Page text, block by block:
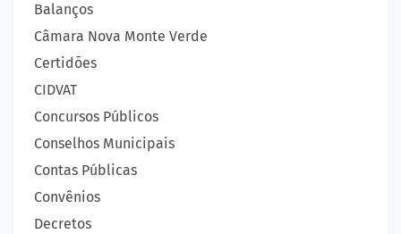
Balanços
Câmara Nova Monte Verde
Certidões
CIDVAT
Concursos Públicos
Conselhos Municipais
Contas Públicas
Convênios
Decretos